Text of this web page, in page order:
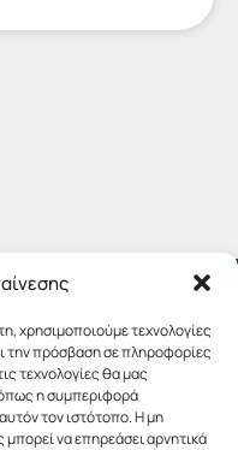
χρησιμοποιούμε τεχνολογίες
την πρόσβαση σε πληροφορίες
τεχνολογίες θα μας
η συμπεριφορά
τον ιστότοπο. Η μη
να επηρεάσει αρνητικά